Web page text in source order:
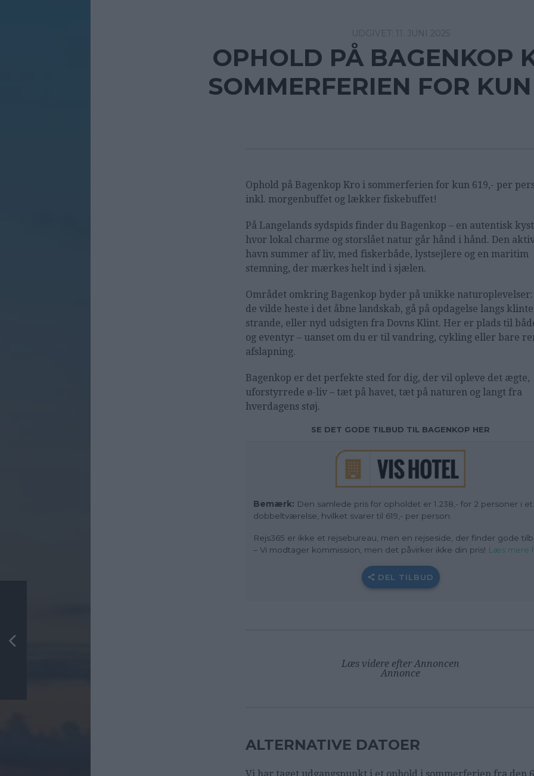
11. JUNI 2025
OPHOLD PÅ BAGENKOP
SOMMERFERIEN FOR
Ophold på Bagenkop Kro i sommerferien for kun 619,- per
inkl. morgenbuffet og lækker fiskebuffet!
På Langelands sydspids finder du Bagenkop – en autentisk
hvor lokal charme og storslået natur går hånd i hånd. Den
havn summer af liv, med fiskerbåde, lystsejlere og en maritim
stemning, der mærkes helt ind i sjælen.
Området omkring Bagenkop byder på unikke naturoplevelser:
de vilde heste i det åbne landskab, gå på opdagelse langs
strande, eller nyd udsigten fra Dovns Klint. Her er plads til
og eventyr – uanset om du er til vandring, cykling eller bare
afslapning.
Bagenkop er det perfekte sted for dig, der vil opleve det ægte,
uforstyrrede ø-liv – tæt på havet, tæt på naturen og langt fra
hverdagens støj.
SE DET GODE TILBUD TIL BAGENKOP HER
Bemærk: Den samlede pris for opholdet er 1.238,- for 2 personer i et
dobbeltværelse, hvilket svarer til 619,- per person.
Rejs365 er ikke et rejsebureau, men en rejseside, der finder gode
– Vi modtager kommission, men det påvirker ikke din pris! Læs mere
DEL TILBUD
Læs videre efter Annoncen
Annonce
ALTERNATIVE DATOER